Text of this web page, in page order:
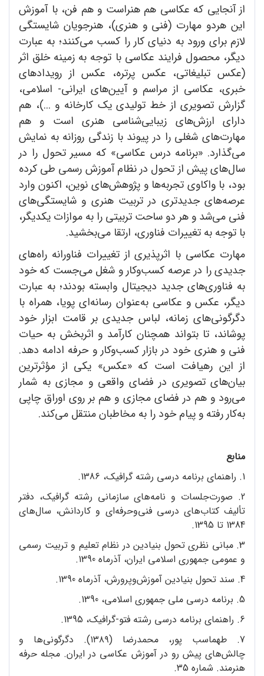
از آنجایی که عکاسی هم هنراست و هم فن، با آموزش
این هردو مهارت (فنی و هنری)، هنرجویان شایستگی
لازم برای ورود به دنیای کار را کسب می‌کنند؛ به عبارت
دیگر، محصول فرایند عکاسی با توجه به زمینه خلق اثر
(عکس تبلیغاتی، عکس پرتره، عکس از رویدادهای
خبری، عکاسی از مراسم و آیین‌های ایرانی- اسلامی،
گزارش تصویری از خط تولیدی یک کارخانه و ...)، هم
دارای ارزش‌های زیبایی‌شناسی هنری است و هم
مهارت‌های شغلی را در پیوند با زندگی روزانه به نمایش
می‌گذارد. «برنامه درس عکاسی» که مسیر تحول را در
سال‌های پیش از تحول در نظام آموزش رسمی طی کرده
بود، با واکاوی تجربه‌ها و پژوهش‌های نوین، اکنون وارد
عرصه‌های جدیدتری در تربیت هنری و شایستگی‌های
فنی می‌شد و هر دو ساحت تربیتی را به موازات یکدیگر،
با توجه به تغییرات فناوری، ارتقا می‌بخشید.
مهارت عکاسی با اثرپذیری از تغییرات فناورانه راه‌های
جدیدی را در عرصه کسب‌وکار و شغل می‌جست که خود
به فناوری‌های جدید دیجیتال وابسته بودند؛ به عبارت
دیگر، عکس و عکاسی به‌عنوان رسانه‌ای پویا، همراه با
دگرگونی‌های زمانه، لباس جدیدی بر قامت ابزار خود
پوشاند، تا بتواند همچنان کارآمد و اثربخش به حیات
فنی و هنری خود در بازار کسب‌وکار و حرفه ادامه دهد.
از این رهیافت است که «عکس» یکی از مؤثرترین
بیان‌های تصویری در فضای واقعی و مجازی به شمار
می‌رود و هم در فضای مجازی و هم بر روی اوراق چاپی
به‌کار رفته و پیام خود را به مخاطبان منتقل می‌کند.
منابع
1. راهنمای برنامه درسی رشته گرافیک، 1386.
2. صورت‌جلسات و نامه‌های سازمانی رشته گرافیک، دفتر
تألیف کتاب‌های درسی فنی‌وحرفه‌ای و کاردانش، سال‌های
1384 تا 1395.
3. مبانی نظری تحول بنیادین در نظام تعلیم و تربیت رسمی
و عمومی جمهوری اسلامی ایران، آذرماه 1390.
4. سند تحول بنیادین آموزش‌و‌پرورش، آذرماه 1390.
5. برنامه درسی ملی جمهوری اسلامی، 1390.
6. راهنمای برنامه درسی رشته فتو-گرافیک، 1395.
7. طهماسب پور، محمدرضا (۱۳۸۹). دگرگونی‌ها و
چالش‌های پیش رو در آموزش عکاسی در ایران. مجله حرفه
هنرمند. شماره ۳5.